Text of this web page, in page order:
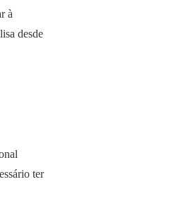
à
desde
ter